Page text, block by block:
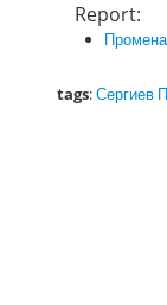
Report:
tags:Сергиев